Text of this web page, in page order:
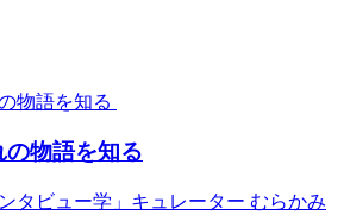
物語を知る
タビュー学」キュレーター むらかみ